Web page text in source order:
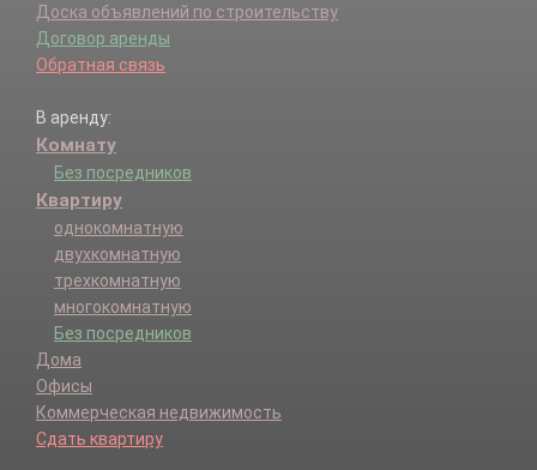
Доска объявлений по строительству
Договор аренды
Обратная связь
В аренду:
Комнату
Без посредников
Квартиру
однокомнатную
двухкомнатную
трехкомнатную
многокомнатную
Без посредников
Дома
Офисы
Коммерческая недвижимость
Сдать квартиру